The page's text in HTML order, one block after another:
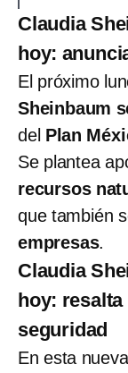
Claudia
hoy:
El próximo
Sheinbaum
del Plan
Se plantea
recursos
que también
empresas.
Claudia
hoy: resalta
seguridad
En esta nueva